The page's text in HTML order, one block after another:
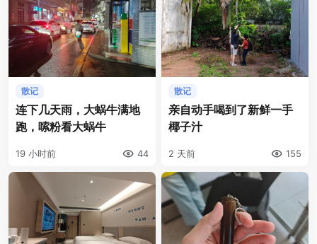
散记
连下几天雨，大蜗牛满地
跑，嗦粉看大蜗牛
19 小时前 44
散记
亲自动手喝到了新鲜一手
椰子汁
2 天前 155